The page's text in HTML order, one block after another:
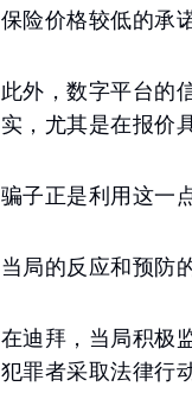
保险价格较低的承
此外，数字平台的
实，尤其是在报价
骗子正是利用这一
当局的反应和预防
在迪拜，当局积极
犯罪者采取法律行动